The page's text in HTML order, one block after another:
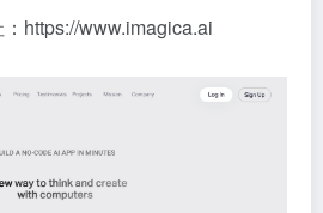
https://www.imagica.ai